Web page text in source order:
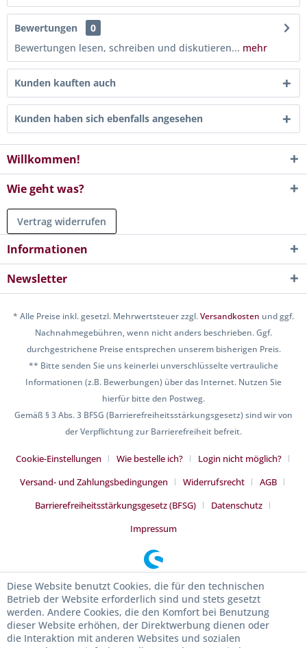
Bewertungen
0
Bewertungen lesen, schreiben und diskutieren... mehr
Kunden kauften auch
Kunden haben sich ebenfalls angesehen
Willkommen!
Wie geht was?
Vertrag widerrufen
Informationen
Newsletter
* Alle Preise inkl. gesetzl. Mehrwertsteuer zzgl.Versandkosten und ggf.
Nachnahmegebühren, wenn nicht anders beschrieben. Ggf.
durchgestrichene Preise entsprechen unserem bisherigen Preis.
** Bitte senden Sie uns keinerlei unverschlüsselte vertrauliche
Informationen (z.B. Bewerbungen) über das Internet. Nutzen Sie
hierfür bitte den Postweg.
Gemäß § 3 Abs. 3 BFSG (Barrierefreiheitsstärkungsgesetz) sind wir von
der Verpflichtung zur Barrierefreiheit befreit.
Cookie-Einstellungen Wie bestelle ich?
Login nicht möglich?
Versand- und Zahlungsbedingungen
Widerrufsrecht
AGB
Barrierefreiheitsstärkungsgesetz (BFSG)
Datenschutz
Impressum
Diese Website benutzt Cookies, die für den technischen
Betrieb der Website erforderlich sind und stets gesetzt
werden. Andere Cookies, die den Komfort bei Benutzung
dieser Website erhöhen, der Direktwerbung dienen oder
die Interaktion mit anderen Websites und sozialen